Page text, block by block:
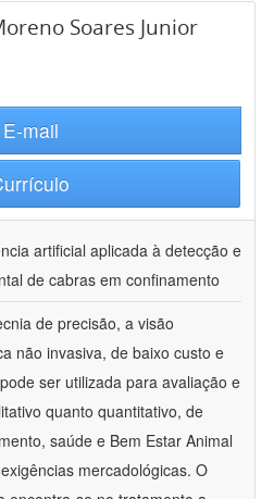
Soares Junior
E-mail
artificial aplicada à detecção e
de cabras em confinamento
de precisão, a visão
não invasiva, de baixo custo e
ser utilizada para avaliação e
quanto quantitativo, de
saúde e Bem Estar Animal
mercadológicas. O